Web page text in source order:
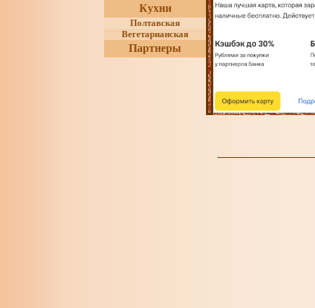
Кухни
Полтавская
Вегетарианская
Партнеры